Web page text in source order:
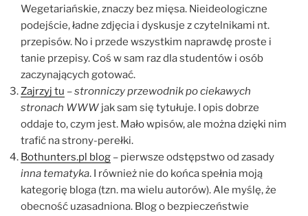
Wegetariańskie, znaczy bez mięsa. Nieideologiczne
podejście, ładne zdjęcia i dyskusje z czytelnikami nt.
przepisów. No i przede wszystkim naprawdę proste i
tanie przepisy. Coś w sam raz dla studentów i osób
zaczynających gotować.
Zajrzyj tu –stronniczy przewodnik po ciekawych
stronach WWW jak sam się tytułuje. I opis dobrze
oddaje to, czym jest. Mało wpisów, ale można dzięki nim
trafić na strony-perełki.
Bothunters.pl blog – pierwsze odstępstwo od zasady
inna tematyka. I również nie do końca spełnia moją
kategorię bloga (tzn. ma wielu autorów). Ale myślę, że
obecność uzasadniona. Blog o bezpieczeństwie